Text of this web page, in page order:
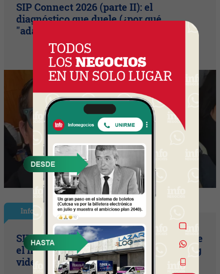
SIP Connect 2026 (parte II): el
diagnóstico que duele (¿por qué
"adaptarse" ya no es suficiente?)
InfoNegocios Miami
SIP Connect 2026 (parte III): ¿cómo nace
el nuevo estándar de producción? (Long
video + Tik Tok + multi cross + eventos)